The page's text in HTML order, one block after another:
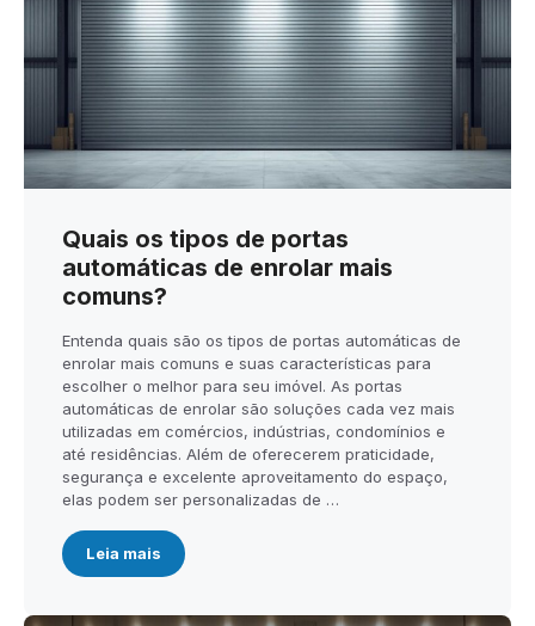
Quais os tipos de portas
automáticas de enrolar mais
comuns?
Entenda quais são os tipos de portas automáticas de
enrolar mais comuns e suas características para
escolher o melhor para seu imóvel. As portas
automáticas de enrolar são soluções cada vez mais
utilizadas em comércios, indústrias, condomínios e
até residências. Além de oferecerem praticidade,
segurança e excelente aproveitamento do espaço,
elas podem ser personalizadas de …
Leia mais